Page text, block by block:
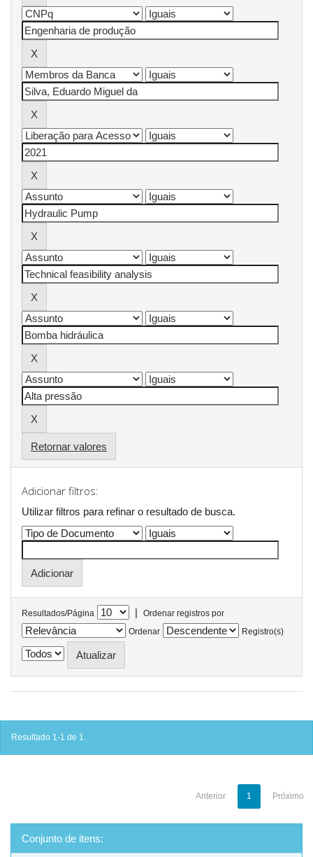
Retornar valores
Adicionar filtros:
Utilizar filtros para refinar o resultado de busca.
Resultados/Página |
Ordenar registros por
Ordenar
Registro(s)
Resultado 1-1 de 1.
Anterior 1 Próximo
Conjunto de itens: